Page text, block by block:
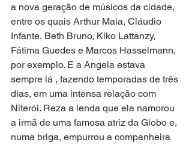
a nova geração de músicos da cidade,
entre os quais Arthur Maia, Cláudio
Infante, Beth Bruno, Kiko Lattanzy,
Fátima Guedes e Marcos Hasselmann,
por exemplo. E a Angela estava
sempre lá , fazendo temporadas de três
dias, em uma intensa relação com
Niterói. Reza a lenda que ela namorou
a irmã de uma famosa atriz da Globo e,
numa briga, empurrou a companheira